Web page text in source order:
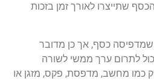
שתייצרו לאורך זמן בזכות
כסף, אך כן מדובר
לתרום ערך ממשי לשורה
כמו מחשב, מדפסת, פקס, מזגן או